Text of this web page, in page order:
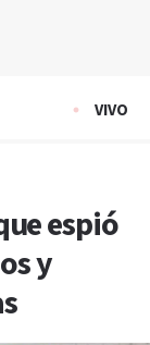
VIVO
espió
y